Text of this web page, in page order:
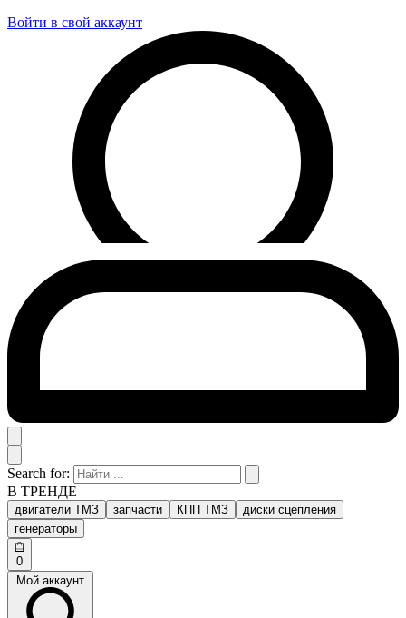
Войти в свой аккаунт
Search for:
В ТРЕНДЕ
двигатели ТМЗ запчасти КПП ТМЗ
диски сцепления
генераторы
0
Мой аккаунт